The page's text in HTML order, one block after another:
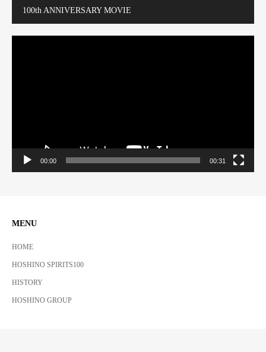
100th ANNIVERSARY MOVIE
00:00 00:31
MENU
HOME
HOSHINO SPIRITS100
HISTORY
HOSHINO GROUP